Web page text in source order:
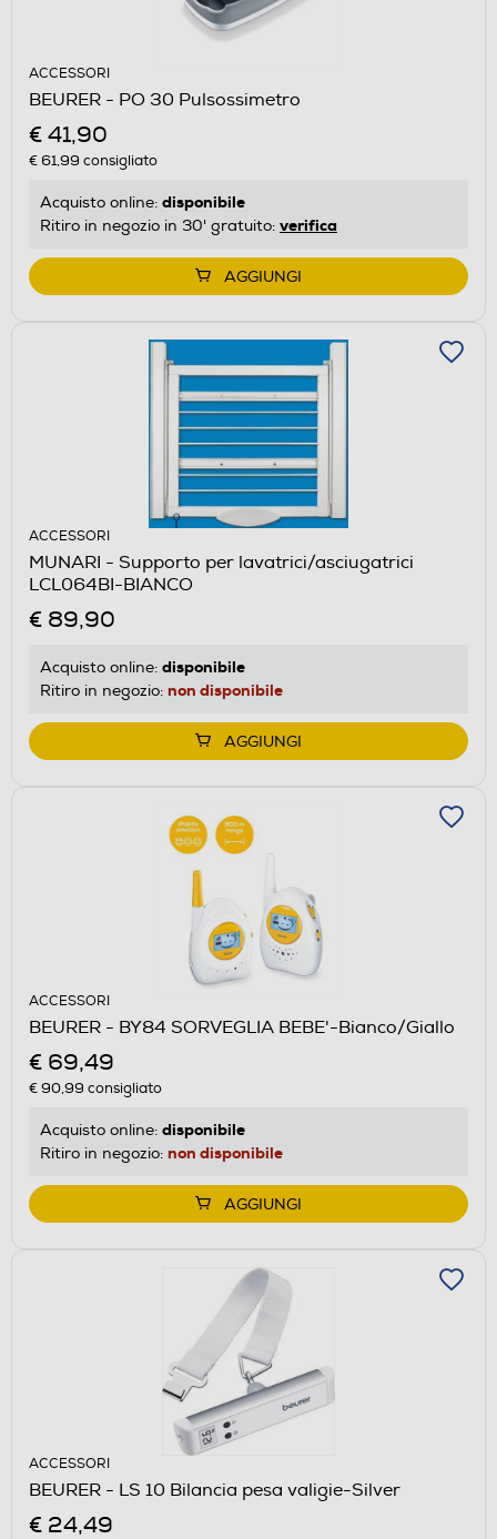
ACCESSORI
BEURER - PO 30 Pulsossimetro
€ 41,90
€ 61,99 consigliato
Acquisto online: disponibile
Ritiro in negozio in 30' gratuito: verifica
AGGIUNGI
ACCESSORI
MUNARI - Supporto per lavatrici/asciugatrici
LCL064BI-BIANCO
€ 89,90
Acquisto online: disponibile
Ritiro in negozio: non disponibile
AGGIUNGI
ACCESSORI
BEURER - BY84 SORVEGLIA BEBE'-Bianco/Giallo
€ 69,49
€ 90,99 consigliato
Acquisto online: disponibile
Ritiro in negozio: non disponibile
AGGIUNGI
ACCESSORI
BEURER - LS 10 Bilancia pesa valigie-Silver
€ 24,49